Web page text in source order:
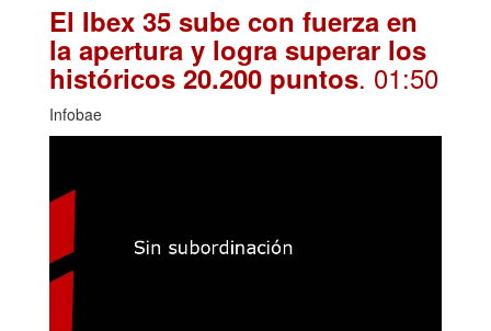
El Ibex 35 sube con fuerza en
la apertura y logra superar los
históricos 20.200 puntos. 01:50
Infobae